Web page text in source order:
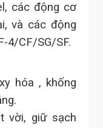
các động cơ
và các động
4/CF/SG/SF.
hóa , khống
vời, giữ sạch